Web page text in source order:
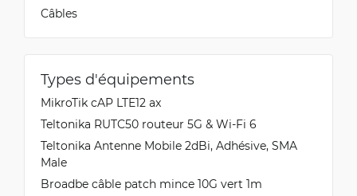
Câbles
Types d'équipements
MikroTik cAP LTE12 ax
Teltonika RUTC50 routeur 5G & Wi-Fi 6
Teltonika Antenne Mobile 2dBi, Adhésive, SMA
Male
Broadbe câble patch mince 10G vert 1m